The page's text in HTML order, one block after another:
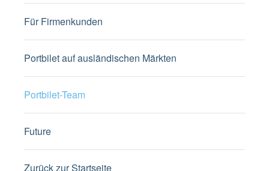
Für Firmenkunden
Portbilet auf ausländischen Märkten
Portbilet-Team
Future
Zurück zur Startseite